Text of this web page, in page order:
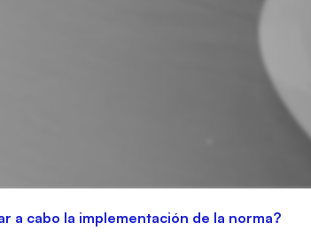
a cabo la implementación de la norma?